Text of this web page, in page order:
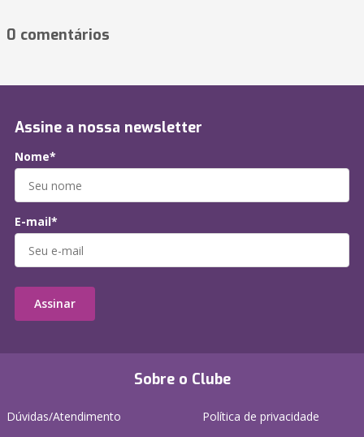
0 comentários
Sobre o Clube
Dúvidas/Atendimento
Política de privacidade
Assine a nossa newsletter
Nome*
E-mail*
Assinar